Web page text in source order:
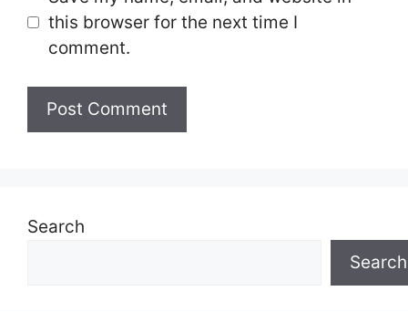
this browser for the next time I
comment.
Search
Search